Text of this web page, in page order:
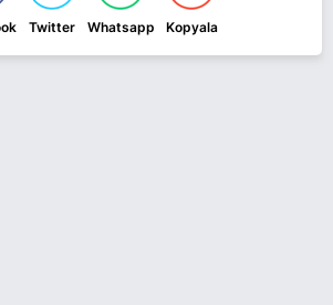
Twitter Whatsapp Kopyala